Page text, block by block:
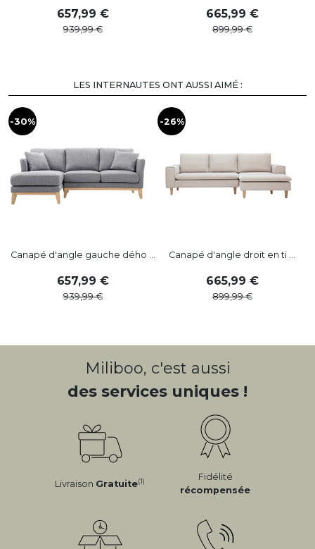
657,99
939,99
665,99
899,99
LES INTERNAUTES ONT AUSSI AIMÉ :
-30%
Canapé d'angle gauche dého ...
657,99
939,99
-26%
Canapé d'angle droit en ti ...
665,99
899,99
Miliboo, c'est aussi
des services uniques !
Livraison Gratuite(1)
Fidélité
récompensée